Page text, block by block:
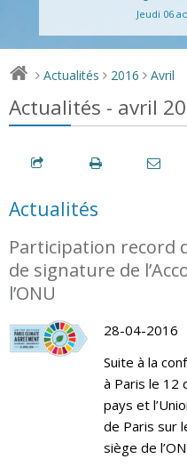
Jeudi 06
> Actualités > 2016 > Avril
Actualités - avril
Actualités
Participation record
de signature de
l’ONU
28-04-2016
Suite à la
à Paris le 12
pays et
de Paris sur
siège de